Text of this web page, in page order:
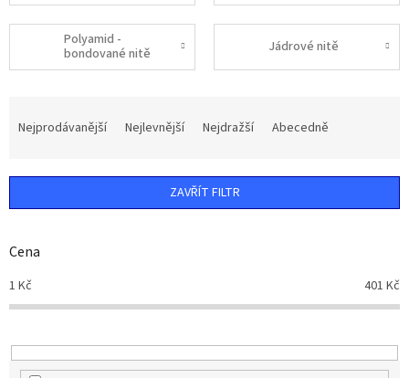
Polyamid -
bondované nitě
Jádrové nitě
í
r
d
u
t
ů
Nejprodávanější Nejlevnější Nejdražší Abecedně
ZAVŘÍT FILTR
Cena
1 Kč 401 Kč